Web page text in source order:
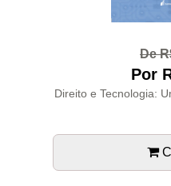
De
Por
Direito e Tecnologia: